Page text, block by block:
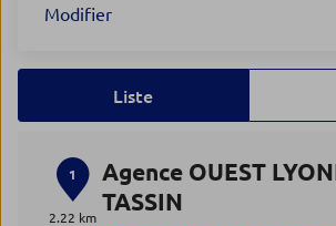
Modifier
Liste
1
2.22 km
Agence OUEST
TASSIN